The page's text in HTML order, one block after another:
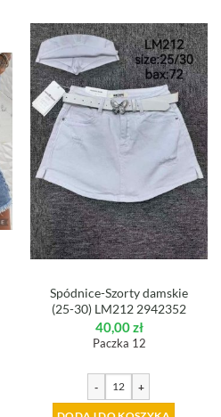
Spódnice-Szorty damskie
(25-30) LM212 2942352
40,00zł
Paczka 12
- +